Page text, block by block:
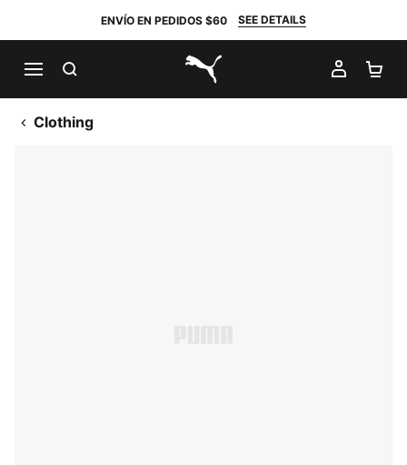
ENVÍO EN PEDIDOS $60 SEE DETAILS
PUMA.com
MI
Clothing